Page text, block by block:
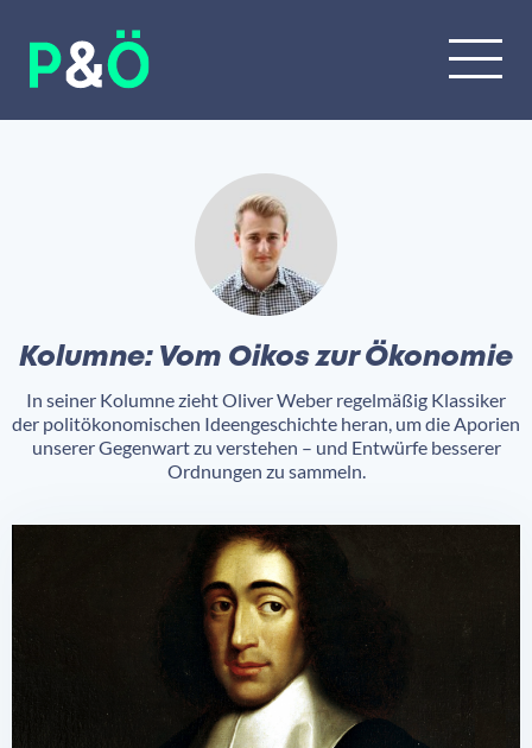
Kolumne: Vom Oikos zur Ökonomie
In seiner Kolumne zieht Oliver Weber regelmäßig Klassiker
der politökonomischen Ideengeschichte heran, um die Aporien
unserer Gegenwart zu verstehen – und Entwürfe besserer
Ordnungen zu sammeln.